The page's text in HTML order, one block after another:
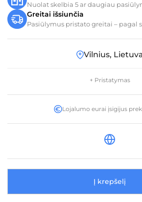
Nuolat skelbia 5 ar daugiau
Greitai išsiunčia
Pasiūlymus pristato greitai – pagal
Vilnius,
+ Pristatymas
Lojalumo eurai įsigijus
Į krepšelį